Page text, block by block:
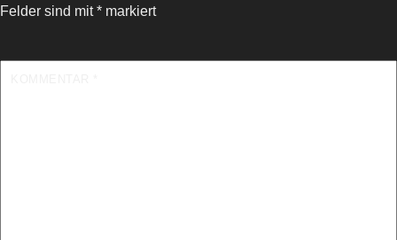
Felder sind mit* markiert